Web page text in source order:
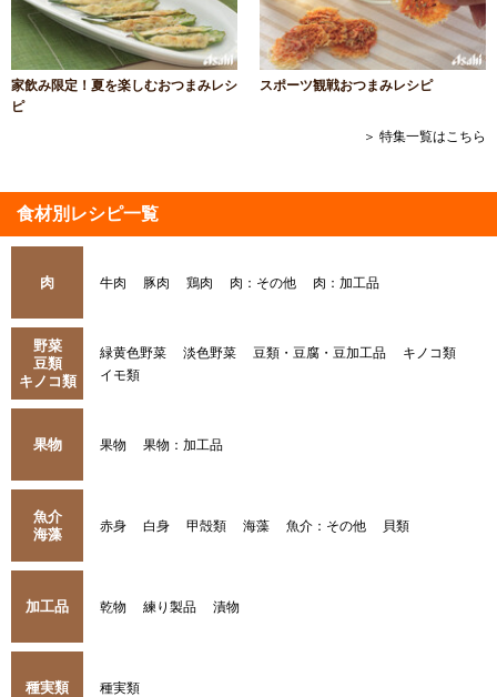
家飲み限定！夏を楽しむおつまみレシ
ピ
スポーツ観戦おつまみレシピ
＞ 特集一覧はこちら
食材別レシピ一覧
肉 牛肉 豚肉 鶏肉 肉：その他 肉：加工品
野菜
豆類
キノコ類
緑黄色野菜 淡色野菜 豆類・豆腐・豆加工品
キノコ類
イモ類
果物 果物 果物：加工品
魚介
海藻
赤身 白身 甲殻類 海藻 魚介：その他 貝類
加工品 乾物 練り製品 漬物
種実類 種実類